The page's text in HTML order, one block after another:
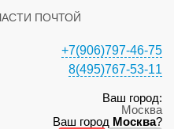
ПОЧТОЙ
+7(906)797-46-75
8(495)767-53-11
Ваш город:
Москва
Ваш город Москва?